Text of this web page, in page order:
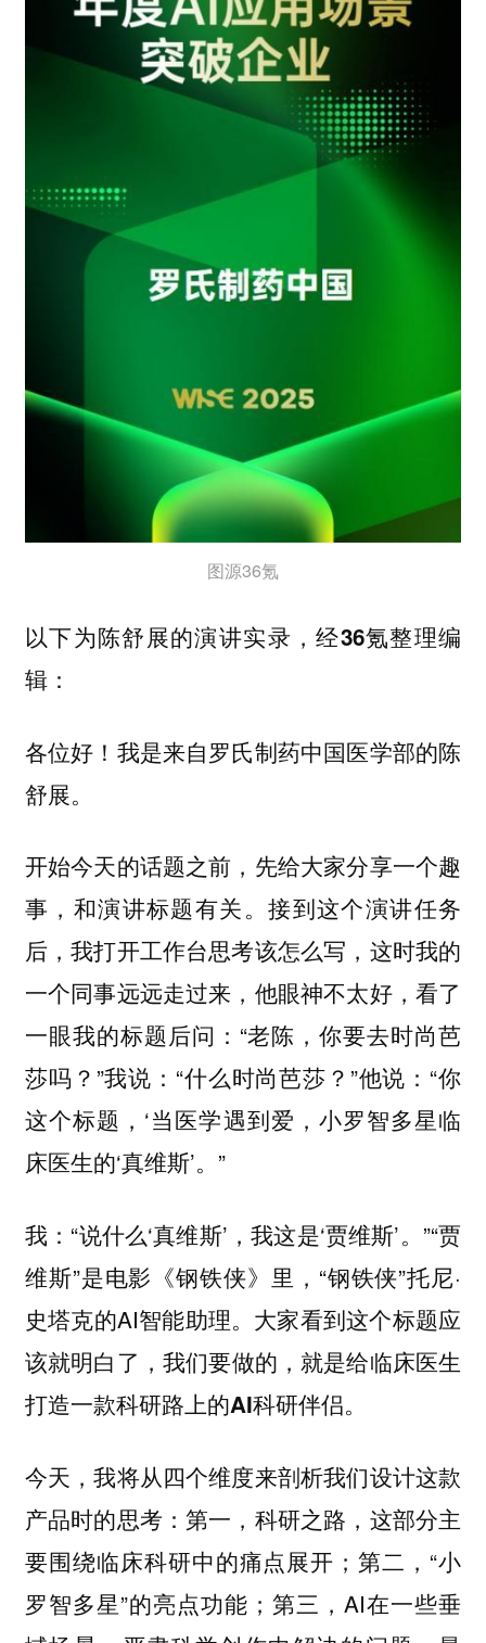
图源36氪
以下为陈舒展的演讲实录，经36氪整理编
辑：
各位好！我是来自罗氏制药中国医学部的陈
舒展。
开始今天的话题之前，先给大家分享一个趣
事，和演讲标题有关。接到这个演讲任务
后，我打开工作台思考该怎么写，这时我的
一个同事远远走过来，他眼神不太好，看了
一眼我的标题后问：“老陈，你要去时尚芭
莎吗？”我说：“什么时尚芭莎？”他说：“你
这个标题，‘当医学遇到爱，小罗智多星临
床医生的‘真维斯’。”
我：“说什么‘真维斯’，我这是‘贾维斯’。”“贾
维斯”是电影《钢铁侠》里，“钢铁侠”托尼·
史塔克的AI智能助理。大家看到这个标题应
该就明白了， 我们要做的，就是给临床医生
打造一款科研路上的AI科研伴侣。
今天，我将从四个维度来剖析我们设计这款
产品时的思考：第一，科研之路，这部分主
要围绕临床科研中的痛点展开；第二，“小
罗智多星”的亮点功能；第三，AI在一些垂